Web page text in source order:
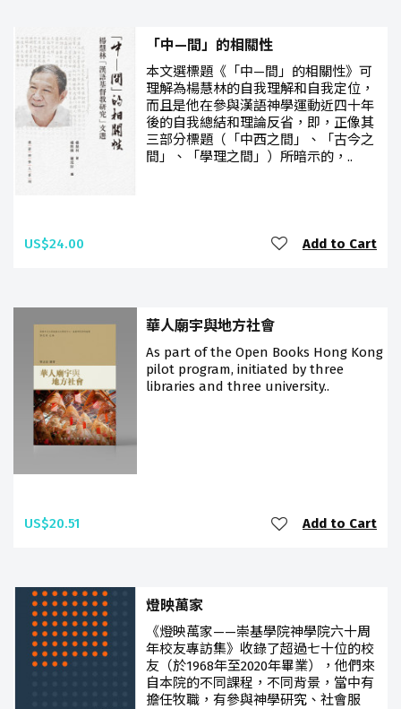
「中—間」的相關性
本文選標題《「中—間」的相關性》可
理解為楊慧林的自我理解和自我定位，
而且是他在參與漢語神學運動近四十年
後的自我總結和理論反省，即，正像其
三部分標題（「中西之間」、「古今之
間」、「學理之間」）所暗示的，..
US$24.00 Add to Cart
華人廟宇與地方社會
As part of the Open Books Hong Kong
pilot program, initiated by three
libraries and three university..
US$20.51 Add to Cart
燈映萬家
《燈映萬家——崇基學院神學院六十周
年校友專訪集》收錄了超過七十位的校
友（於1968年至2020年畢業），他們來
自本院的不同課程，不同背景，當中有
擔任牧職，有參與神學研究、社會服